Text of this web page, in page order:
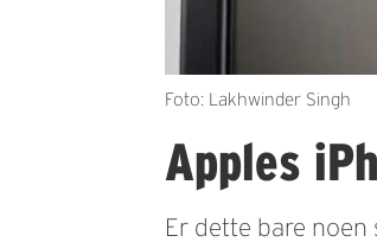
Foto: Lakhwinder Singh
Apples
Er dette bare